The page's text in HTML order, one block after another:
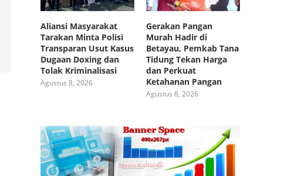
Aliansi Masyarakat
Tarakan Minta Polisi
Transparan Usut Kasus
Dugaan Doxing dan
Tolak Kriminalisasi
Agustus 8, 2026
Gerakan Pangan
Murah Hadir di
Betayau, Pemkab Tana
Tidung Tekan Harga
dan Perkuat
Ketahanan Pangan
Agustus 8, 2026